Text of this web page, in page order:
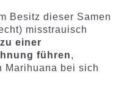
Besitz dieser Samen
misstrauisch
einer
führen,
Marihuana bei sich